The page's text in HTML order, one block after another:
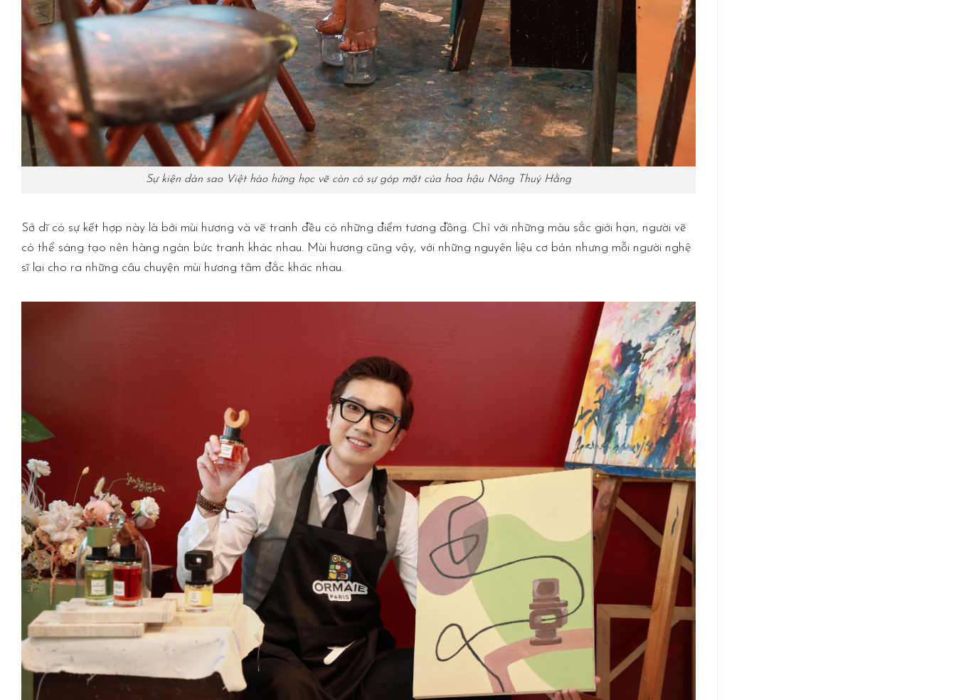
Sự kiện dàn sao Việt hào hứng học vẽ còn có sự góp mặt của hoa hậu Nông Thuý Hằng
Sở dĩ có sự kết hợp này là bởi mùi hương và vẽ tranh đều có những điểm tương đồng. Chỉ với những màu sắc giới hạn, người vẽ
có thể sáng tạo nên hàng ngàn bức tranh khác nhau. Mùi hương cũng vậy, với những nguyên liệu cơ bản nhưng mỗi người nghệ
sĩ lại cho ra những câu chuyện mùi hương tâm đắc khác nhau.